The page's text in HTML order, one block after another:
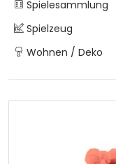
Spielesammlung
Spielzeug
Wohnen / Deko